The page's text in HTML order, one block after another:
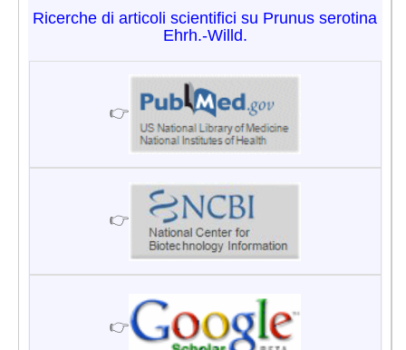
Ricerche di articoli scientifici su Prunus serotina
Ehrh.-Willd.
👉
👉
👉